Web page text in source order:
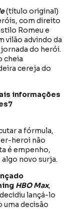
(título original)
com direito
Romeu e
vilão advindo da
do herói.
cheia
cereja do
informações
a fórmula,
heroi não
é empenho,
novo surja.
HBO Max,
lançá-lo
uma decisão